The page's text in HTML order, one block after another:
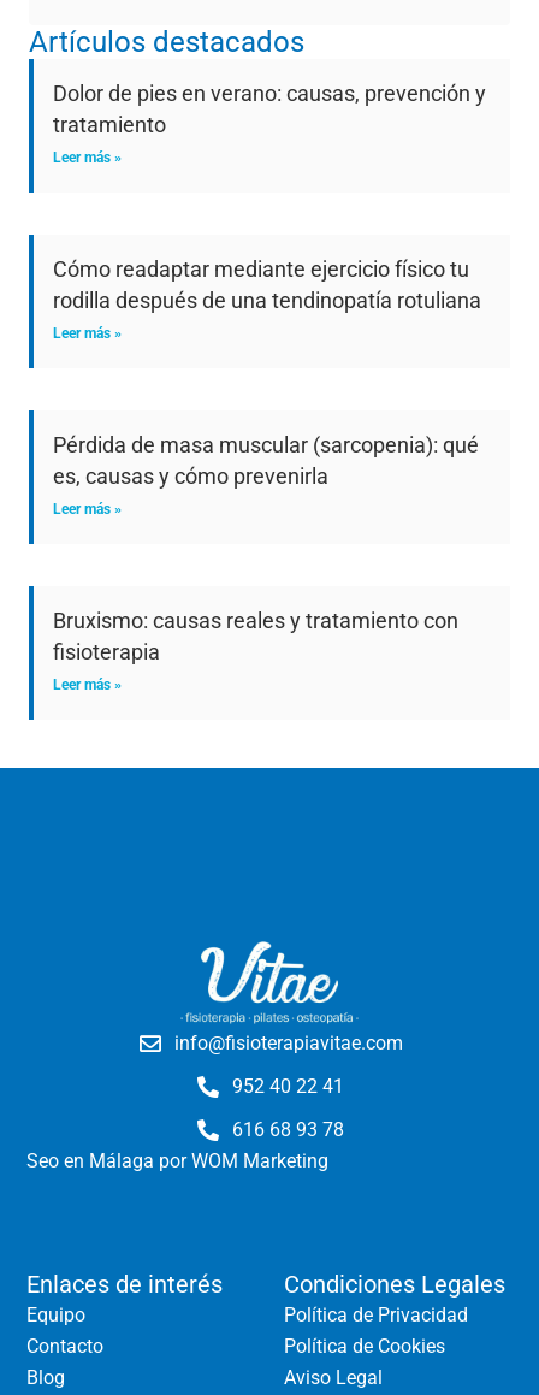
Artículos destacados
Dolor de pies en verano: causas, prevención y
tratamiento
Leer más »
Cómo readaptar mediante ejercicio físico tu
rodilla después de una tendinopatía rotuliana
Leer más »
Pérdida de masa muscular (sarcopenia): qué
es, causas y cómo prevenirla
Leer más »
Bruxismo: causas reales y tratamiento con
fisioterapia
Leer más »
info@fisioterapiavitae.com
952 40 22 41
616 68 93 78
Seo en Málaga por WOM Marketing
Enlaces de interés
Equipo
Contacto
Blog
Condiciones Legales
Política de Privacidad
Política de Cookies
Aviso Legal